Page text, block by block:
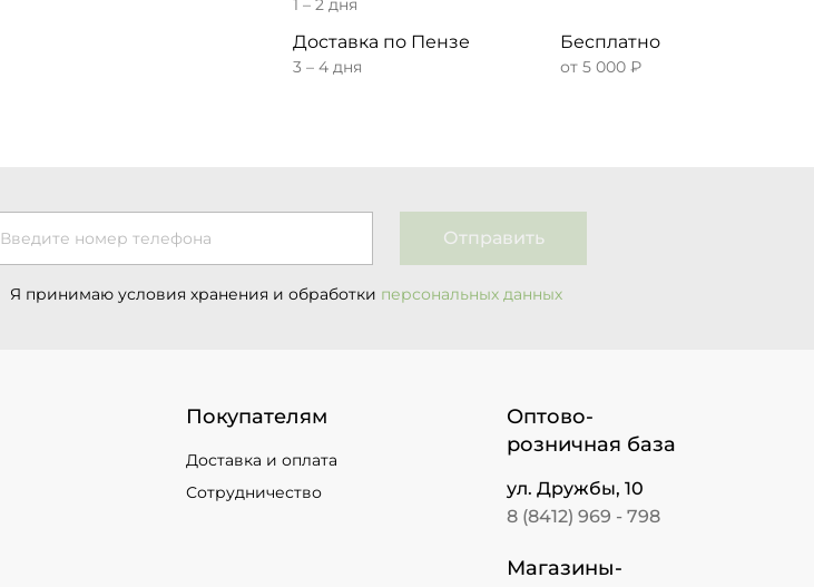
1 – 2 дня
Доставка по Пензе
3 – 4 дня
Бесплатно
от 5 000 ₽
Введите номер телефона Отправить
Я принимаю условия хранения и обработки персональных данных
Покупателям
Доставка и оплата
Сотрудничество
Оптово-
розничная база
ул. Дружбы, 10
8 (8412) 969 - 798
Магазины-